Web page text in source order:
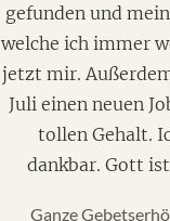
gefunden und
welche ich immer
jetzt mir.
Juli einen neuen
tollen Gehalt.
dankbar. Gott
Ganze